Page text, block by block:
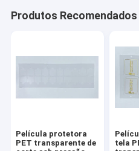
Produtos Recomendados
Película protetora
PET transparente de
tela